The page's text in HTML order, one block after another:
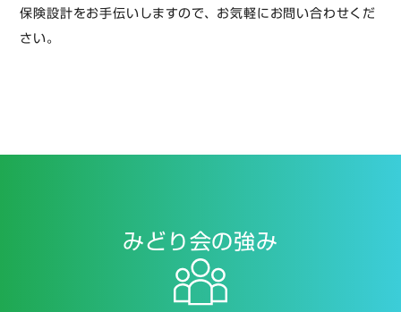
保険設計をお手伝いしますので、お気軽にお問い合わせくだ
さい。
みどり会の強み